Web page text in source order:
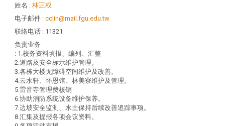
姓名 :林正权
电子邮件 :cclin@mail.fgu.edu.tw
联络电话 : 11321
负责业务
: 1.校务资料填报、编列、汇整
2.道路及安全标示维护管理。
3.各栋大楼无障碍空间维护及改善。
4.云水轩、怀恩馆、林美寮维护及管理。
5.雷音寺管理费核销
6.协助消防系统设备维护保养。
7.边坡安全监测、水土保持后续改善追踪事项。
8.汇集及提报各项会议资料。